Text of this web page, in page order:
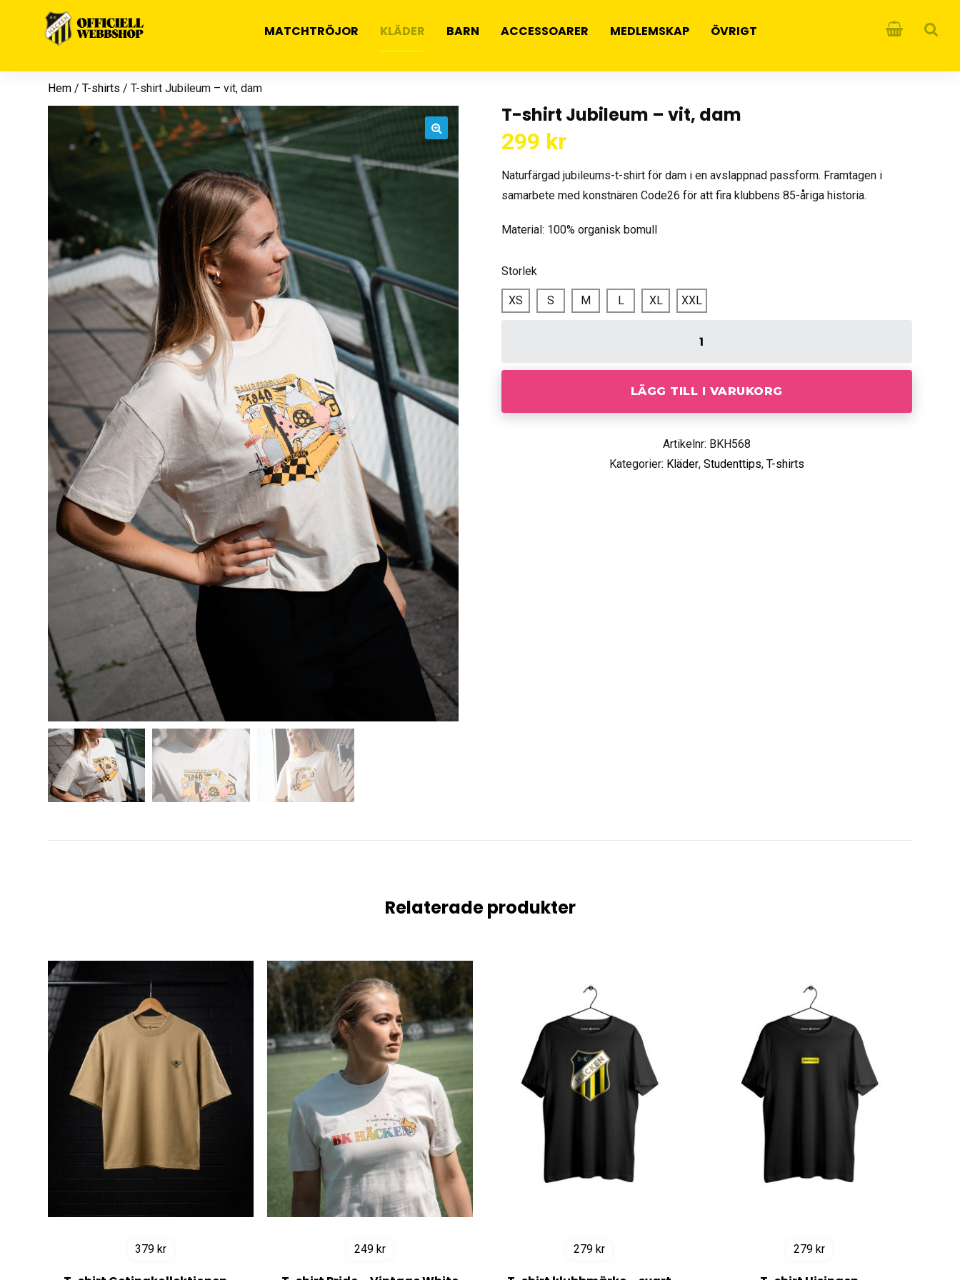
MATCHTRÖJOR KLÄDER BARN ACCESSOARER MEDLEMSKAP ÖVRIGT
Hem /T-shirts / T-shirt Jubileum – vit, dam
T-shirt Jubileum – vit, dam
299 kr
Naturfärgad jubileums-t-shirt för dam i en avslappnad passform. Framtagen i
samarbete med konstnären Code26 för att fira klubbens 85-åriga historia.
Material: 100% organisk bomull
Storlek
XS S M L XL XXL
LÄGG TILL I VARUKORG
Artikelnr: BKH568
Kategorier: Kläder, Studenttips, T-shirts
Relaterade produkter
379 kr 249 kr 279 kr 279 kr